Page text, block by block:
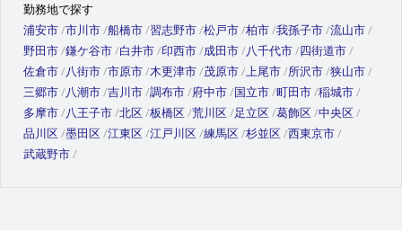
勤務地で探す
浦安市 市川市 船橋市 習志野市 松戸市 柏市 我孫子市 流山市
野田市 鎌ケ谷市 白井市 印西市 成田市 八千代市 四街道市
佐倉市 八街市 市原市 木更津市 茂原市 上尾市 所沢市 狭山市
三郷市 八潮市 吉川市 調布市 府中市 国立市 町田市 稲城市
多摩市 八王子市 北区 板橋区 荒川区 足立区 葛飾区 中央区
品川区 墨田区 江東区 江戸川区 練馬区 杉並区 西東京市
武蔵野市